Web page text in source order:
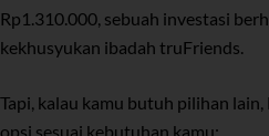
Rp1.310.000, sebuah investasi
kekhusyukan ibadah truFriends.
Tapi, kalau kamu butuh pilihan
opsi sesuai kebutuhan kamu: